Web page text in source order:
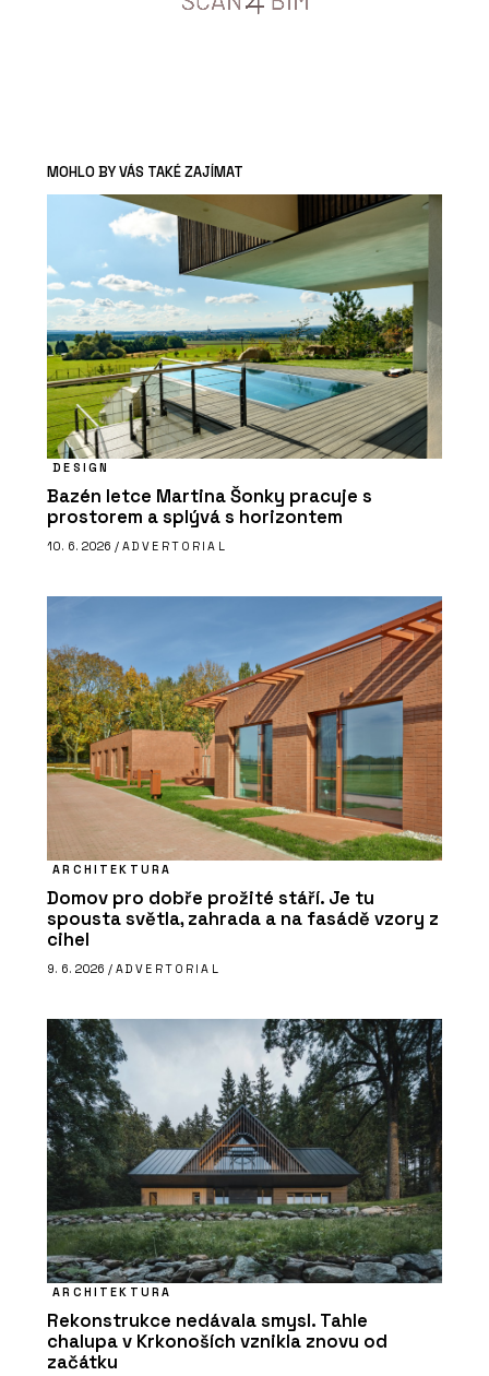
MOHLO BY VÁS TAKÉ ZAJÍMAT
DESIGN
Bazén letce Martina Šonky pracuje s
prostorem a splývá s horizontem
10. 6. 2026 / ADVERTORIAL
ARCHITEKTURA
Domov pro dobře prožité stáří. Je tu
spousta světla, zahrada a na fasádě vzory z
cihel
9. 6. 2026 / ADVERTORIAL
ARCHITEKTURA
Rekonstrukce nedávala smysl. Tahle
chalupa v Krkonoších vznikla znovu od
začátku